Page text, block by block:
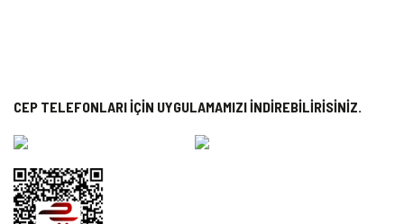
CEP TELEFONLARI İÇİN UYGULAMAMIZI İNDİREBİLİRİSİNİZ.